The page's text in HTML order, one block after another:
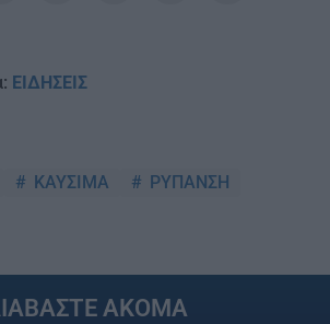
ΕΙΔΗΣΕΙΣ
ΚΑΥΣΙΜΑ
ΡΥΠΑΝΣΗ
ΑΚΟΜΑ